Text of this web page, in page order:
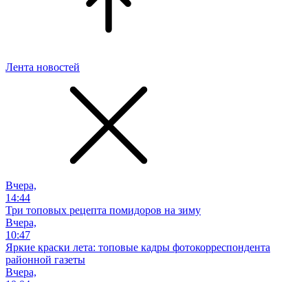
Лента новостей
Вчера,
14:44
Три топовых рецепта помидоров на зиму
Вчера,
10:47
Яркие краски лета: топовые кадры фотокорреспондента
районной газеты
Вчера,